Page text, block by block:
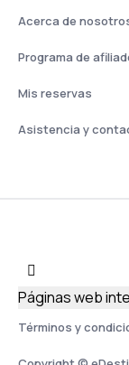
Acerca de
Programa de
Mis reservas
Asistencia y
Términos y
Páginas web